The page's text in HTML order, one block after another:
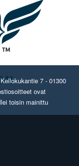
7 - 01300
ovat
toisin mainittu